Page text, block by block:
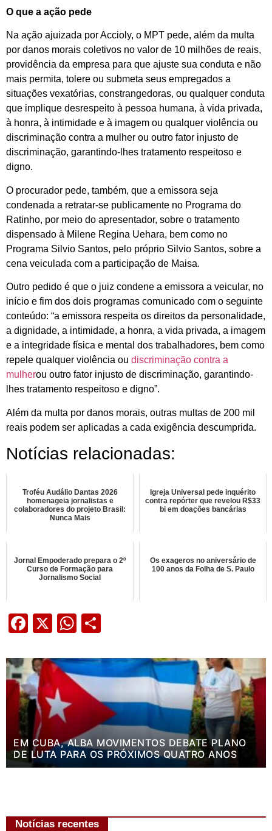
O que a ação pede
Na ação ajuizada por Accioly, o MPT pede, além da multa
por danos morais coletivos no valor de 10 milhões de reais,
providência da empresa para que ajuste sua conduta e não
mais permita, tolere ou submeta seus empregados a
situações vexatórias, constrangedoras, ou qualquer conduta
que implique desrespeito à pessoa humana, à vida privada,
à honra, à intimidade e à imagem ou qualquer violência ou
discriminação contra a mulher ou outro fator injusto de
discriminação, garantindo-lhes tratamento respeitoso e
digno.
O procurador pede, também, que a emissora seja
condenada a retratar-se publicamente no Programa do
Ratinho, por meio do apresentador, sobre o tratamento
dispensado à Milene Regina Uehara, bem como no
Programa Silvio Santos, pelo próprio Silvio Santos, sobre a
cena veiculada com a participação de Maisa.
Outro pedido é que o juiz condene a emissora a veicular, no
início e fim dos dois programas comunicado com o seguinte
conteúdo: “a emissora respeita os direitos da personalidade,
a dignidade, a intimidade, a honra, a vida privada, a imagem
e a integridade física e mental dos trabalhadores, bem como
repele qualquer violência ou discriminação contra a
mulherou outro fator injusto de discriminação, garantindo-
lhes tratamento respeitoso e digno”.
Além da multa por danos morais, outras multas de 200 mil
reais podem ser aplicadas a cada exigência descumprida.
Notícias relacionadas:
Troféu Audálio Dantas 2026
homenageia jornalistas e
colaboradores do projeto Brasil:
Nunca Mais
Igreja Universal pede inquérito
contra repórter que revelou R$33
bi em doações bancárias
Jornal Empoderado prepara o 2º
Curso de Formação para
Jornalismo Social
Os exageros no aniversário de
100 anos da Folha de S. Paulo
Facebook
X WhatsApp
EM CUBA, ALBA MOVIMENTOS DEBATE PLANO
DE LUTA PARA OS PRÓXIMOS QUATRO ANOS
Notícias recentes